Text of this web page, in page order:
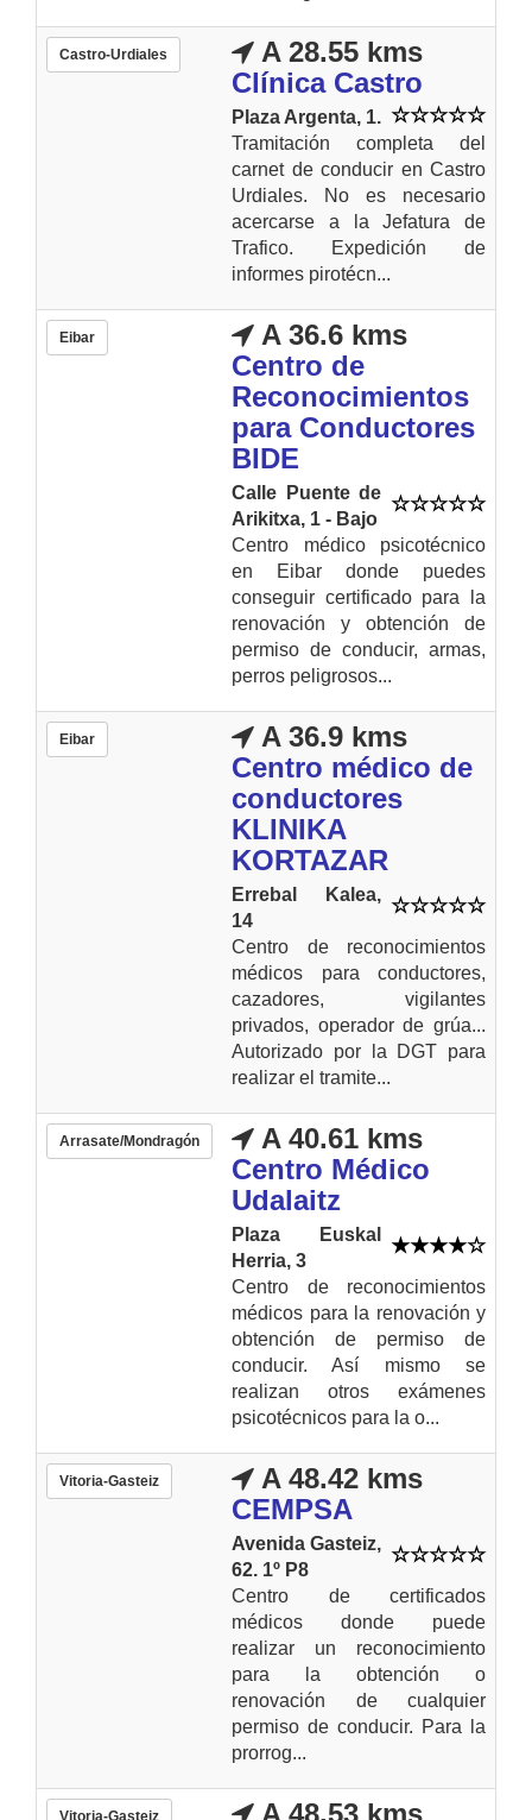
Castro-Urdiales
A 28.55 kms
Clínica Castro
Plaza Argenta, 1.
Tramitación completa del
carnet de conducir en Castro
Urdiales. No es necesario
acercarse a la Jefatura de
Trafico. Expedición de
informes pirotécn...
Eibar
A 36.6 kms
Centro de
Reconocimientos
para Conductores
BIDE
Calle Puente de
Arikitxa, 1 - Bajo
Centro médico psicotécnico
en Eibar donde puedes
conseguir certificado para la
renovación y obtención de
permiso de conducir, armas,
perros peligrosos...
Eibar
A 36.9 kms
Centro médico de
conductores
KLINIKA
KORTAZAR
Errebal Kalea,
14
Centro de reconocimientos
médicos para conductores,
cazadores, vigilantes
privados, operador de grúa...
Autorizado por la DGT para
realizar el tramite...
Arrasate/Mondragón
A 40.61 kms
Centro Médico
Udalaitz
Plaza Euskal
Herria, 3
Centro de reconocimientos
médicos para la renovación y
obtención de permiso de
conducir. Así mismo se
realizan otros exámenes
psicotécnicos para la o...
Vitoria-Gasteiz
A 48.42 kms
CEMPSA
Avenida Gasteiz,
62. 1º P8
Centro de certificados
médicos donde puede
realizar un reconocimiento
para la obtención o
renovación de cualquier
permiso de conducir. Para la
prorrog...
Vitoria-Gasteiz
A 48.53 kms